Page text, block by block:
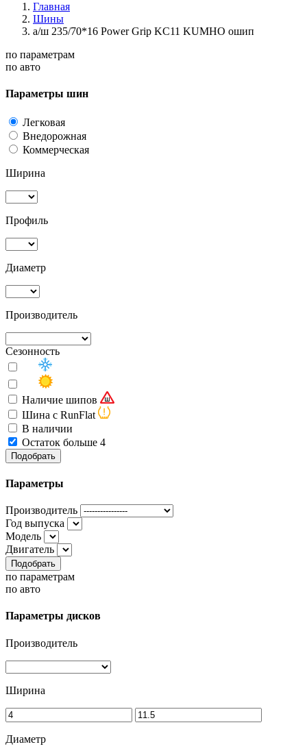
Главная
Шины
а/ш 235/70*16 Power Grip KC11 KUMHO ошип
по параметрам
по авто
Параметры шин
Легковая
Внедорожная
Коммерческая
Ширина
Профиль
Диаметр
Производитель
Сезонность
Наличие шипов
Шина с RunFlat
В наличии
Остаток больше 4
Подобрать
Параметры
Производитель
Год выпуска
Модель
Двигатель
Подобрать
по параметрам
по авто
Параметры дисков
Производитель
Ширина
Диаметр